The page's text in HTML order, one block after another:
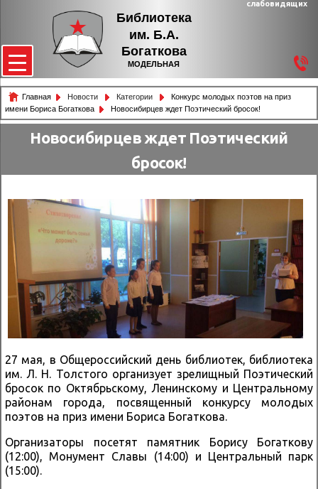
Библиотека
им. Б.А.
Богаткова
МОДЕЛЬНАЯ
слабовидящих
Главная Новости Категории
Конкурс молодых поэтов на приз
имени Бориса Богаткова
Новосибирцев ждет Поэтический бросок!
Новосибирцев ждет Поэтический
бросок!
27 мая, в Общероссийский день библиотек, библиотека
им. Л. Н. Толстого организует зрелищный Поэтический
бросок по Октябрьскому, Ленинскому и Центральному
районам города, посвященный конкурсу молодых
поэтов на приз имени Бориса Богаткова.
Организаторы посетят памятник Борису Богаткову
(12:00), Монумент Славы (14:00) и Центральный парк
(15:00).